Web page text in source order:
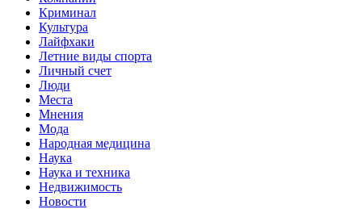
Криминал
Культура
Лайфхаки
Летние виды спорта
Личный счет
Люди
Места
Мнения
Мода
Народная медицина
Наука
Наука и техника
Недвижимость
Новости